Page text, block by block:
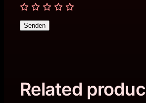
Senden
Related